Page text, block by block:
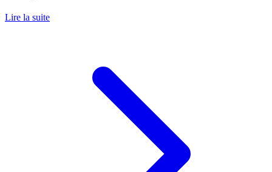
Lire la suite